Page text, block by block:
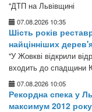
"ДТП на Львівщині
07.08.2026 10:35
Шість років
найцінніших
"У Жовкві відкрили
входить до
07.08.2026 10:05
Рекордна спека у
максимум 2012 року